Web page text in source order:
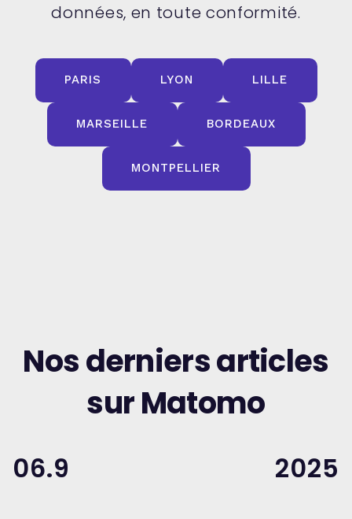
données, en toute conformité.
PARIS LYON LILLE
MARSEILLE BORDEAUX
MONTPELLIER
Nos derniers articles
sur Matomo
06.9 2025